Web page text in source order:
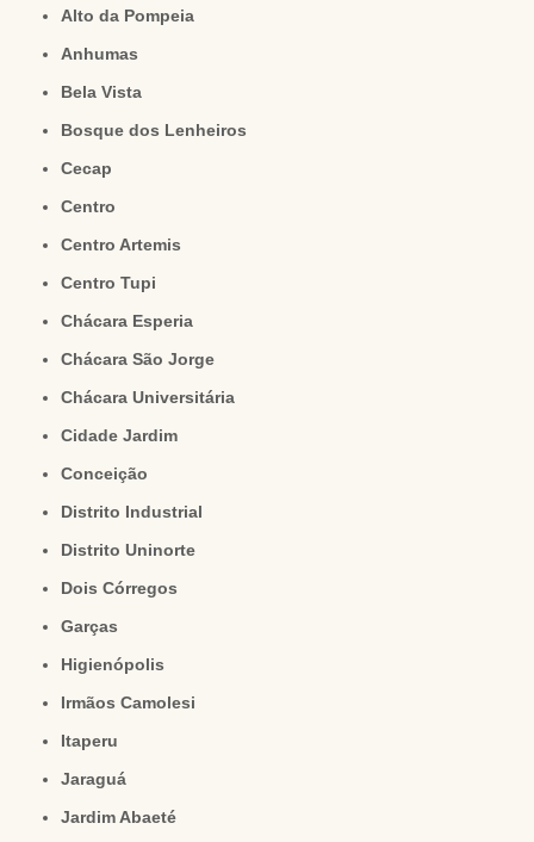
Alto da Pompeia
Anhumas
Bela Vista
Bosque dos Lenheiros
Cecap
Centro
Centro Artemis
Centro Tupi
Chácara Esperia
Chácara São Jorge
Chácara Universitária
Cidade Jardim
Conceição
Distrito Industrial
Distrito Uninorte
Dois Córregos
Garças
Higienópolis
Irmãos Camolesi
Itaperu
Jaraguá
Jardim Abaeté